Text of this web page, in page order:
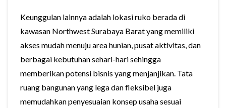
Keunggulan lainnya adalah lokasi ruko berada di
kawasan Northwest Surabaya Barat yang memiliki
akses mudah menuju area hunian, pusat aktivitas, dan
berbagai kebutuhan sehari-hari sehingga
memberikan potensi bisnis yang menjanjikan. Tata
ruang bangunan yang lega dan fleksibel juga
memudahkan penyesuaian konsep usaha sesuai